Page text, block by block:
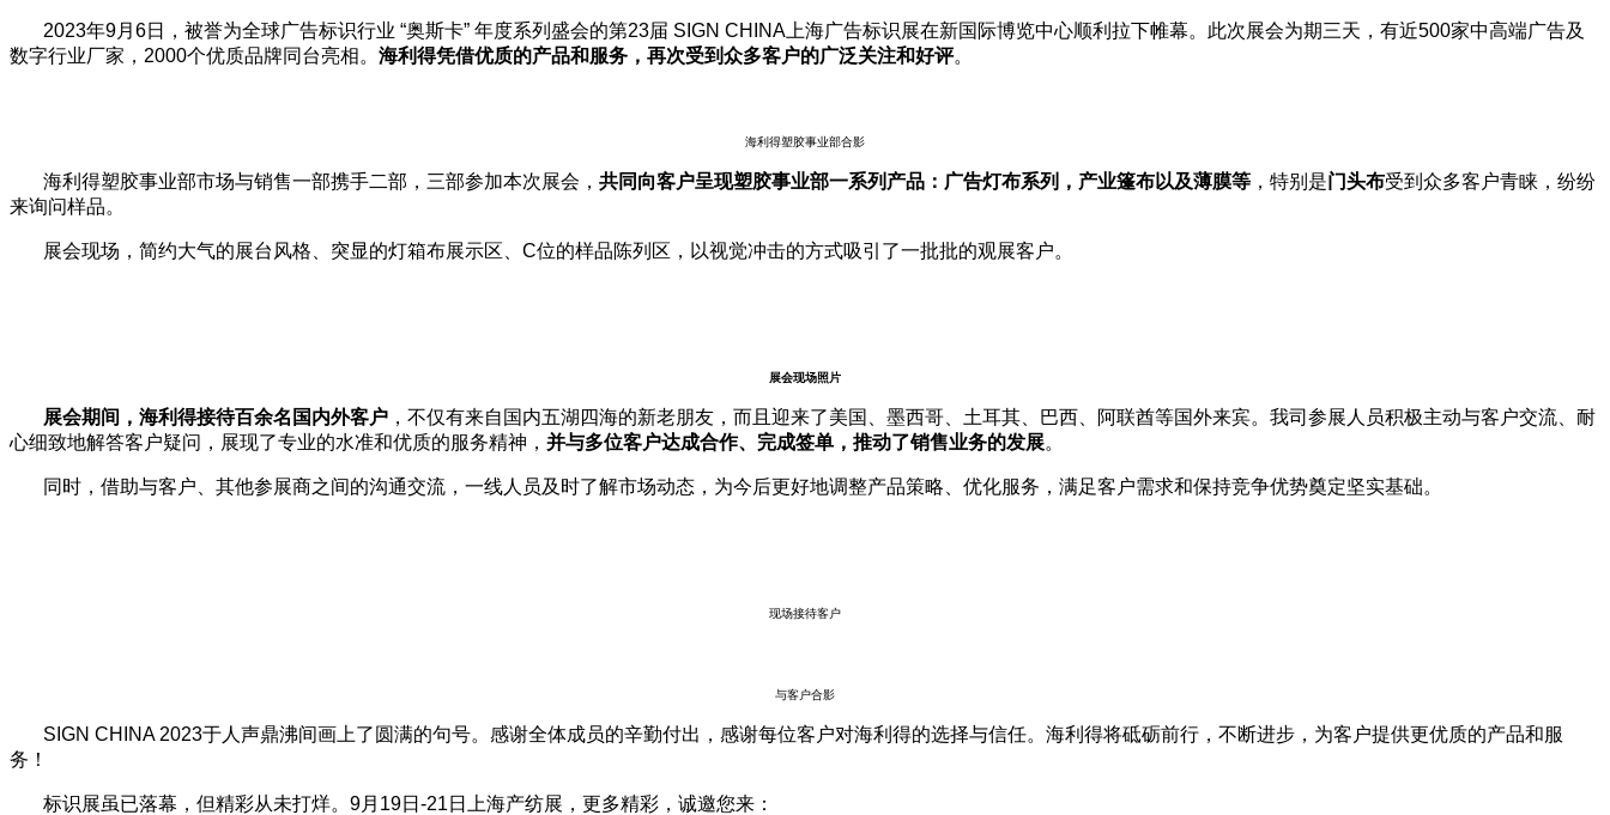
2023年9月6日，被誉为全球广告标识行业 “奥斯卡” 年度系列盛会的第23届 SIGN CHINA上海广告标识展在新国际博览中心顺利拉下帷幕。此次展会为期三天，有近500家中高端广告及
数字行业厂家，2000个优质品牌同台亮相。 海利得凭借优质的产品和服务，再次受到众多客户的广泛关注和好评。
海利得塑胶事业部合影
海利得塑胶事业部市场与销售一部携手二部，三部参加本次展会， 共同向客户呈现塑胶事业部一系列产品：广告灯布系列，产业篷布以及薄膜等 ，特别是门头布受到众多客户青睐，纷纷
来询问样品。
展会现场，简约大气的展台风格、突显的灯箱布展示区、C位的样品陈列区，以视觉冲击的方式吸引了一批批的观展客户。
展会现场照片
展会期间，海利得接待百余名国内外客户 ，不仅有来自国内五湖四海的新老朋友，而且迎来了美国、墨西哥、土耳其、巴西、阿联酋等国外来宾。我司参展人员积极主动与客户交流、耐
心细致地解答客户疑问，展现了专业的水准和优质的服务精神， 并与多位客户达成合作、完成签单，推动了销售业务的发展。
同时，借助与客户、其他参展商之间的沟通交流，一线人员及时了解市场动态，为今后更好地调整产品策略、优化服务，满足客户需求和保持竞争优势奠定坚实基础。
现场接待客户
与客户合影
SIGN CHINA 2023于人声鼎沸间画上了圆满的句号。感谢全体成员的辛勤付出，感谢每位客户对海利得的选择与信任。海利得将砥砺前行，不断进步，为客户提供更优质的产品和服
务！
标识展虽已落幕，但精彩从未打烊。9月19日-21日上海产纺展，更多精彩，诚邀您来：